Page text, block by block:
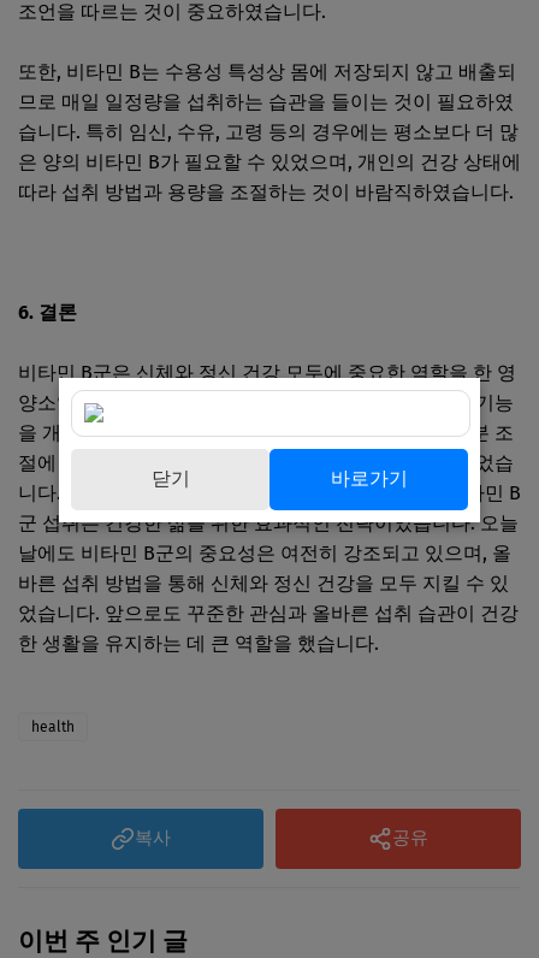
조언을 따르는 것이 중요하였습니다.
또한, 비타민 B는 수용성 특성상 몸에 저장되지 않고 배출되
므로 매일 일정량을 섭취하는 습관을 들이는 것이 필요하였
습니다. 특히 임신, 수유, 고령 등의 경우에는 평소보다 더 많
은 양의 비타민 B가 필요할 수 있었으며, 개인의 건강 상태에
따라 섭취 방법과 용량을 조절하는 것이 바람직하였습니다.
6. 결론
비타민 B군은 신체와 정신 건강 모두에 중요한 역할을 한 영
양소였습니다. 에너지 대사, 세포 재생, 심혈관 및 면역 기능
을 개선하고, 뇌 기능과 인지 능력 증진, 스트레스와 기분 조
절에 기여함으로써 전반적인 건강 유지에 큰 도움을 주었습
니다. 균형 잡힌 식단과 함께 필요시 보충제를 통한 비타민 B
군 섭취는 건강한 삶을 위한 효과적인 전략이었습니다. 오늘
날에도 비타민 B군의 중요성은 여전히 강조되고 있으며, 올
바른 섭취 방법을 통해 신체와 정신 건강을 모두 지킬 수 있
었습니다. 앞으로도 꾸준한 관심과 올바른 섭취 습관이 건강
한 생활을 유지하는 데 큰 역할을 했습니다.
health
복사 공유
이번 주 인기 글
닫기 바로가기